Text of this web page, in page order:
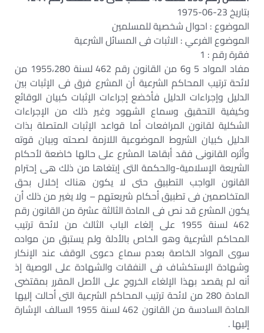
بتاريخ 23-06-1975
الموضوع : احوال شخصية للمسلمين
الموضوع الفرعي : الاثبات فى المسائل الشرعية
فقرة رقم : 1
مفاد المواد 5 و6 من القانون رقم 462 لسنة 1955،280 من
لائحة ترتيب المحاكم الشرعية أن المشرع فرق فى الإثبات بين
الدليل وإجراءات الدليل فأخضع إجراءات الإثبات كبيان الوقائع
وكيفية التحقيق وسماع الشهود وغير ذلك من الإجراءات
الشكلية لقانون المرافعات أما قواعد الإثبات المتصلة بذات
الدليل كبيان الشروط الموضوعية اللازمة لصحته وبيان قوته
وأثره القانونى فقد أبقاها المشرع على حالها خاضعة لأحكام
الشريعة الإسلامية-والحكمة التى إبتغاها من ذلك هى إحترام
القانون الواجب التطبيق حتى لا يكون هناك إخلال بحق
المتخاصمين فى تطبيق أحكام شريعتهم – ولا يغير من ذلك أن
يكون المشرع قد نص فى المادة الثالثة عشرة من القانون رقم
462 لسنة 1955 على إلغاء الباب الثالث من لائحة ترتيب
المحاكم الشرعية وهو الخاص بالأدلة ولم يستبق من مواده
سوى المواد الخاصة بعدم سماع دعوى الوقف عند الإنكار
وشهادة الإستكشاف فى النفقات والشهادة على الوصية إذ
أنه لم يقصد بهذا الإلغاء الخروج على الأصل المقرر بمقتضى
المادة 280 من لائحة ترتيب المحاكم الشرعية التى أحالت إليها
المادة السادسة من القانون 462 لسنة 1955 السالف الإشارة
إليها .